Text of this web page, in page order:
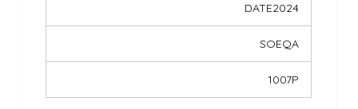
DATE2024
SOEQA
1007P